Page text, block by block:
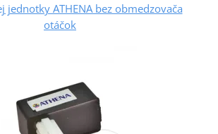
jednotky ATHENA bez obmedzovača
otáčok